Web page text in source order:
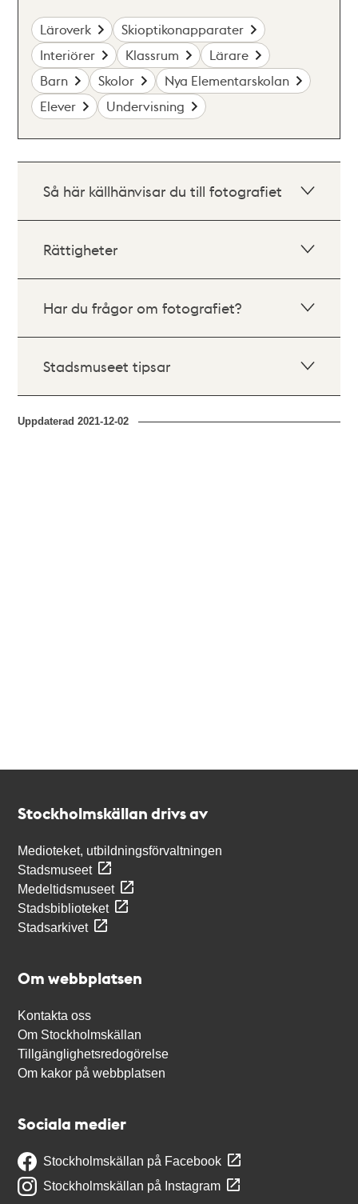
Läroverk
Skioptikonapparater
Interiörer
Klassrum
Lärare
Barn
Skolor
Nya Elementarskolan
Elever
Undervisning
Så här källhänvisar du till fotografiet
Rättigheter
Har du frågor om fotografiet?
Stadsmuseet tipsar
Uppdaterad2021-12-02
Stockholmskällan drivs av
Medioteket, utbildningsförvaltningen
Stadsmuseet
Medeltidsmuseet
Stadsbiblioteket
Stadsarkivet
Om webbplatsen
Kontakta oss
Om Stockholmskällan
Tillgänglighetsredogörelse
Om kakor på webbplatsen
Sociala medier
Stockholmskällan på Facebook
Stockholmskällan på Instagram